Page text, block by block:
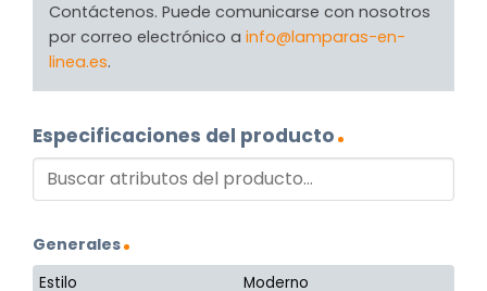
Contáctenos. Puede comunicarse con nosotros
por correo electrónico a info@lamparas-en-
linea.es.
Especificaciones del producto
Generales
Estilo Moderno